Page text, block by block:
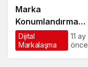
Marka
Konumlandırma
Nedir? Niye
Önemlidir? Nasıl
Dijital
Markalaşma
11 ay
önce